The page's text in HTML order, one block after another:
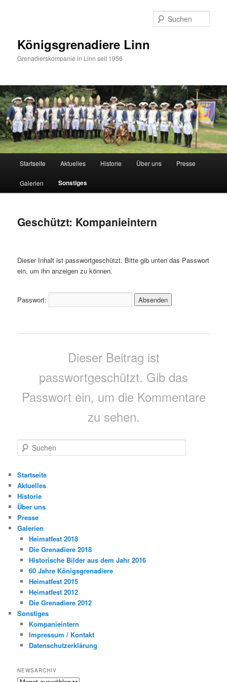
Königsgrenadiere Linn
Grenadierskompanie in Linn seit 1956
Startseite Aktuelles Historie Über uns Presse
Galerien Sonstiges
Geschützt: Kompanieintern
Dieser Inhalt ist passwortgeschützt. Bitte gib unten das Passwort
ein, um ihn anzeigen zu können.
Passwort:
Dieser Beitrag ist
passwortgeschützt. Gib das
Passwort ein, um die Kommentare
zu sehen.
u
h
e
n
Startseite
Aktuelles
Historie
Über uns
Presse
Galerien
Heimatfest 2018
Die Grenadiere 2018
Historische Bilder aus dem Jahr 2016
60 Jahre Königsgrenadiere
Heimatfest 2015
Heimatfest 2012
Die Grenadiere 2012
Sonstiges
Kompanieintern
Impressum / Kontakt
Datenschutzerklärung
NEWSARCHIV